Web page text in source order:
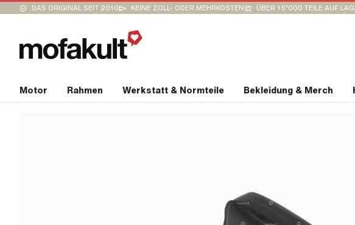
DAS ORIGINAL SEIT 2010 KEINE ZOLL- ODER MEHRKOSTEN ÜBER 15’000 TEILE AUF
Motor Rahmen Werkstatt & Normteile Bekleidung & Merch